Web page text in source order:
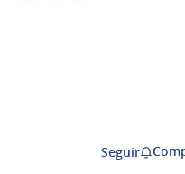
Seguir